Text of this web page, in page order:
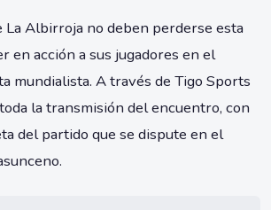
La Albirroja no deben perderse esta
en acción a sus jugadores en el
mundialista. A través de Tigo Sports
la transmisión del encuentro, con
del partido que se dispute en el